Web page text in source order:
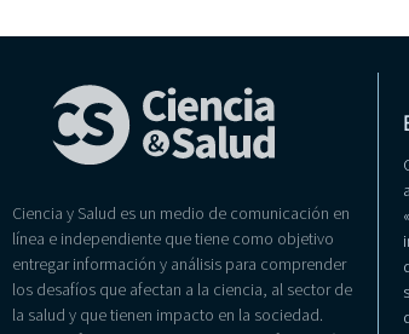
Ciencia y Salud es un medio de comunicación en
línea e independiente que tiene como objetivo
entregar información y análisis para comprender
los desafíos que afectan a la ciencia, al sector de
la salud y que tienen impacto en la sociedad.